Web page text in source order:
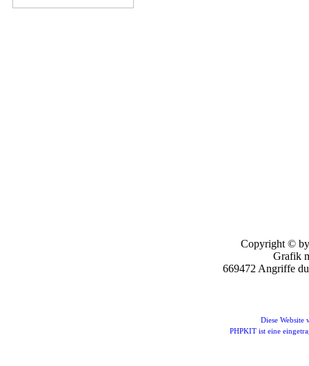
Copyright © by
Grafik
669472 Angriffe
Diese Website
PHPKIT ist eine